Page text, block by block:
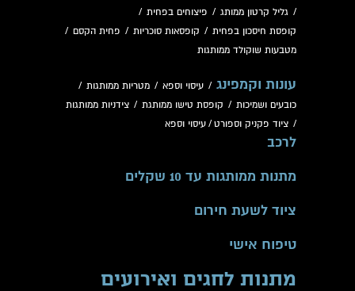
/ גליל קרטון ממותג / פיצוחים בפחית /
קופסת חיסכון בפחית / קופסאות סוכריות / פחית הקסם /
מטבעות שוקולד ממותגות
עונות וקמפינג / עיסוי וספא / מטריות ממותגות /
כובעים ושמיכות / קופסת טישו ממותגת / צידניות ממותגות
/ ציוד פקניק וספורט / עיסוי וספא
לרכב
מתנות ממותגות עד 10 שקלים
ציוד לשעת חירום
טיפוח אישי
מתנות לחגים ואירועים